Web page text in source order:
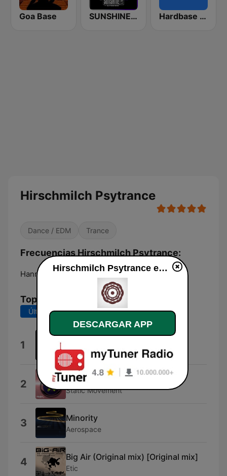
Goa Base SUNSHINE LIVE - Hardtechno Hardbase FM
Hirschmilch Psytrance
Dance / EDM Trance
Frecuencias Hirschmilch Psytrance:
Hannover: Online
Top Canciones
Últimos 7 días Últimos 30 días
1 Monod
2 System Overload
Static Movement
3 Minority
Aerospace
4 Big Air (Original mix) [Original mix]
Etic
Hirschmilch Psytrance en vivo
DESCARGAR APP